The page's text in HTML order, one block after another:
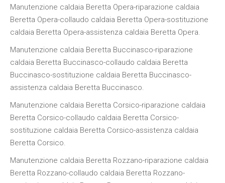
Manutenzione caldaia Beretta Opera-riparazione caldaia
Beretta Opera-collaudo caldaia Beretta Opera-sostituzione
caldaia Beretta Opera-assistenza caldaia Beretta Opera.
Manutenzione caldaia Beretta Buccinasco-riparazione
caldaia Beretta Buccinasco-collaudo caldaia Beretta
Buccinasco-sostituzione caldaia Beretta Buccinasco-
assistenza caldaia Beretta Buccinasco.
Manutenzione caldaia Beretta Corsico-riparazione caldaia
Beretta Corsico-collaudo caldaia Beretta Corsico-
sostituzione caldaia Beretta Corsico-assistenza caldaia
Beretta Corsico.
Manutenzione caldaia Beretta Rozzano-riparazione caldaia
Beretta Rozzano-collaudo caldaia Beretta Rozzano-